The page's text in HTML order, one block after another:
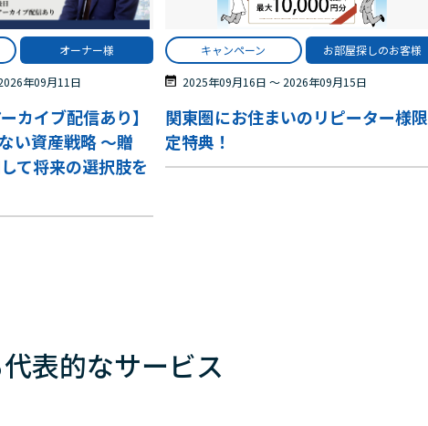
オーナー様
年09月11日
カイブ配信あり】
い資産戦略 ～贈
て将来の選択肢を
キャンペーン お部屋探しのお客様
2025年09月16日 〜 2026年09月15日
関東圏にお住まいのリピーター様限
定特典！
代表的なサービス